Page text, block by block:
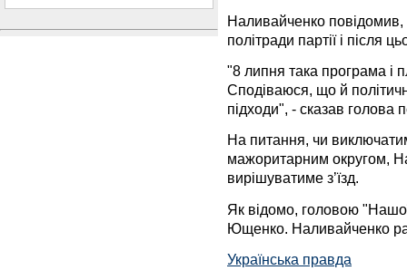
Наливайченко повідомив,
політради партії і після
"8 липня така програма і
Сподіваюся, що й
підходи", - сказав голова
На питання, чи
мажоритарним округом,
вирішуватиме з’їзд.
Як відомо, головою
Ющенко. Наливайченко
Українська правда